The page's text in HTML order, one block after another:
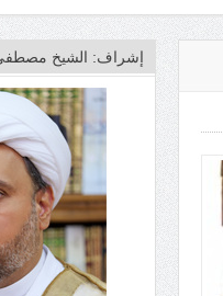
إشراف: الشيخ